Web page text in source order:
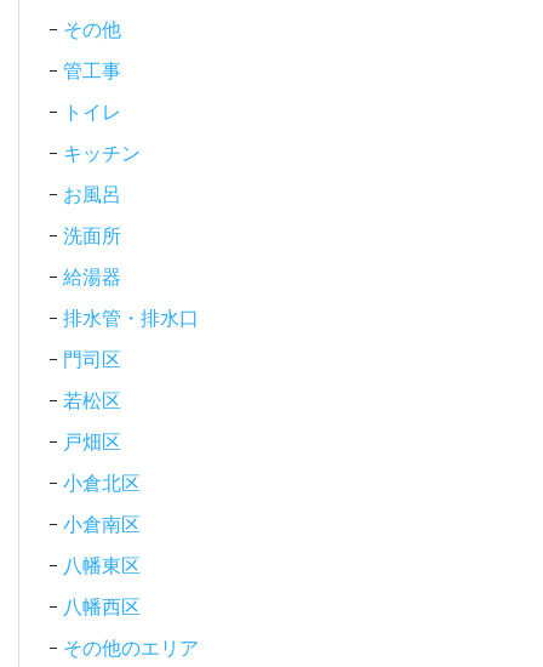
その他
管工事
トイレ
キッチン
お風呂
洗面所
給湯器
排水管・排水口
門司区
若松区
戸畑区
小倉北区
小倉南区
八幡東区
八幡西区
その他のエリア